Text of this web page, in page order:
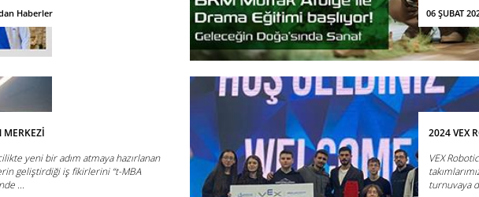
Haberler 06 ŞUBAT
yeni bir adım atmaya hazırlanan
geliştirdiği iş fikirlerini “t-MBA
...
2024 VEX
VEX
turnuvaya